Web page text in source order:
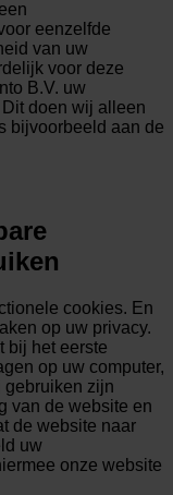
eenzelfde
van uw
voor deze
B.V. uw
doen wij alleen
bijvoorbeeld aan de
cookies. En
op uw privacy.
bij het eerste
op uw computer,
gebruiken zijn
van de website en
de website naar
uw
onze website